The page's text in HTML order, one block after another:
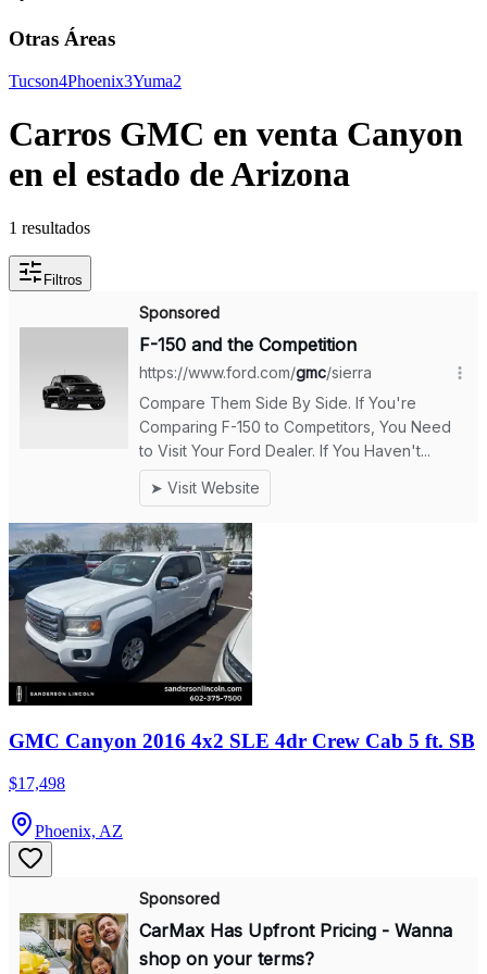
Otras Áreas
Tucson4Phoenix3Yuma2
Carros GMC en venta Canyon
en el estado de Arizona
1 resultados
Filtros
GMC Canyon 2016 4x2 SLE 4dr Crew Cab 5 ft. SB
$17,498
Phoenix, AZ